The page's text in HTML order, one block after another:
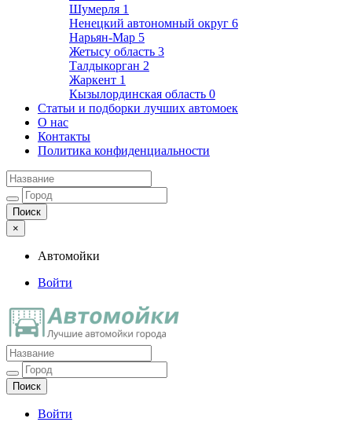
Шумерля 1
Ненецкий автономный округ 6
Нарьян-Мар 5
Жетысу область 3
Талдыкорган 2
Жаркент 1
Кызылординская область 0
Статьи и подборки лучших автомоек
О нас
Контакты
Политика конфиденциальности
×
Автомойки
Войти
Автомойки
Ещё один сайт на WordPress
Войти